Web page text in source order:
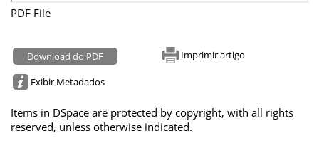
PDF File
Download do PDF Imprimir artigo
Exibir Metadados
Items in DSpace are protected by copyright, with all rights
reserved, unless otherwise indicated.